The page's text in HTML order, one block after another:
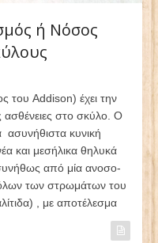
ή Νόσος
του Addison) έχει την
ασθένειες στο σκύλο. Ο
ασυνήθιστα κυνική
και μεσήλικα θηλυκά
από μία ανοσο-
των στρωμάτων του
, με αποτέλεσμα